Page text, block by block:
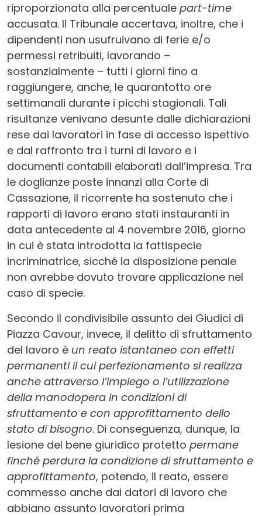
riproporzionata alla percentuale part-time
accusata. Il Tribunale accertava, inoltre, che i
dipendenti non usufruivano di ferie e/o
permessi retribuiti, lavorando –
sostanzialmente – tutti i giorni fino a
raggiungere, anche, le quarantotto ore
settimanali durante i picchi stagionali. Tali
risultanze venivano desunte dalle dichiarazioni
rese dai lavoratori in fase di accesso ispettivo
e dal raffronto tra i turni di lavoro e i
documenti contabili elaborati dall’impresa. Tra
le doglianze poste innanzi alla Corte di
Cassazione, il ricorrente ha sostenuto che i
rapporti di lavoro erano stati instauranti in
data antecedente al 4 novembre 2016, giorno
in cui è stata introdotta la fattispecie
incriminatrice, sicché la disposizione penale
non avrebbe dovuto trovare applicazione nel
caso di specie.
Secondo il condivisibile assunto dei Giudici di
Piazza Cavour, invece, il delitto di sfruttamento
del lavoro è un reato istantaneo con effetti
permanenti il cui perfezionamento si realizza
anche attraverso l’impiego o l’utilizzazione
della manodopera in condizioni di
sfruttamento e con approfittamento dello
stato di bisogno. Di conseguenza, dunque, la
lesione del bene giuridico protetto permane
finché perdura la condizione di sfruttamento e
approfittamento, potendo, il reato, essere
commesso anche dai datori di lavoro che
abbiano assunto lavoratori prima